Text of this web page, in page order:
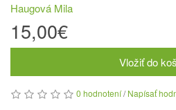
Haugová Mila
15,00€
Vložiť do
0 hodnotení/Napísať